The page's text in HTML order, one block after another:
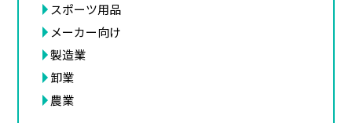
スポーツ用品
メーカー向け
製造業
卸業
農業